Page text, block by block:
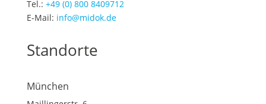
Tel.: +49 (0) 800 8409712
E-Mail: info@midok.de
Standorte
München